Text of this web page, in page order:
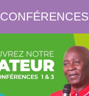
CONFÉRENCES